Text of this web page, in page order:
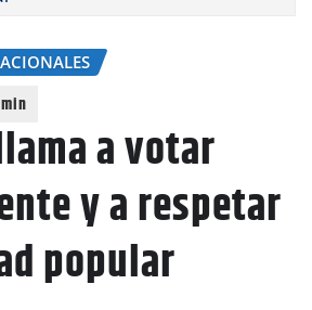
a votar
y a respetar
popular